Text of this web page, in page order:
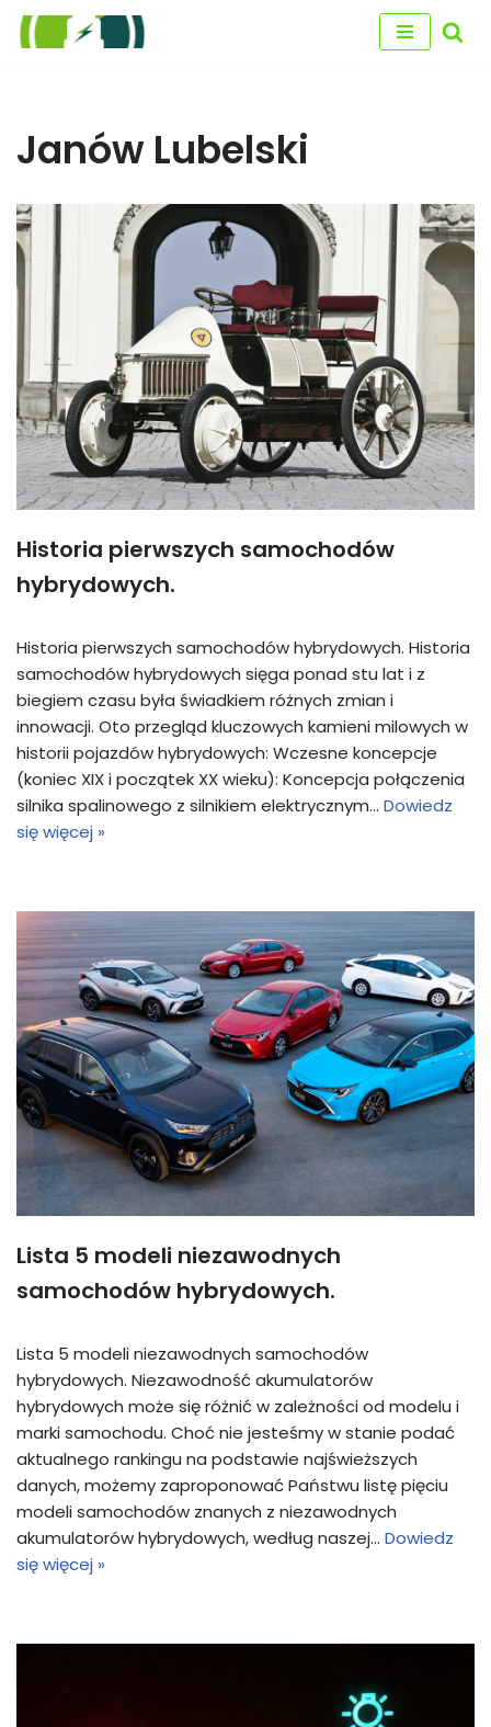
Janów Lubelski
Historia pierwszych samochodów
hybrydowych.
Historia pierwszych samochodów hybrydowych. Historia
samochodów hybrydowych sięga ponad stu lat i z
biegiem czasu była świadkiem różnych zmian i
innowacji. Oto przegląd kluczowych kamieni milowych w
historii pojazdów hybrydowych: Wczesne koncepcje
(koniec XIX i początek XX wieku): Koncepcja połączenia
silnika spalinowego z silnikiem elektrycznym… Dowiedz
się więcej »
Lista 5 modeli niezawodnych
samochodów hybrydowych.
Lista 5 modeli niezawodnych samochodów
hybrydowych. Niezawodność akumulatorów
hybrydowych może się różnić w zależności od modelu i
marki samochodu. Choć nie jesteśmy w stanie podać
aktualnego rankingu na podstawie najświeższych
danych, możemy zaproponować Państwu listę pięciu
modeli samochodów znanych z niezawodnych
akumulatorów hybrydowych, według naszej… Dowiedz
się więcej »